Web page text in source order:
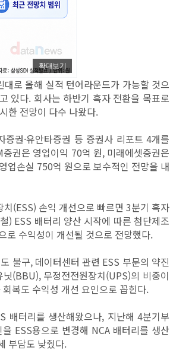
확대보기
로 올해 실적 턴어라운드가 가능할 것으
있다. 회사는 하반기 흑자 전환을 목표로
한 전망이 다수 나왔다.
권·유안타증권 등 증권사 리포트 4개를
권은 영업이익 70억 원, 미래에셋증권은
업손실 750억 원으로 보수적인 전망을 내
(ESS) 손익 개선으로 빠르면 3분기 흑자
) ESS 배터리 양산 시작에 따른 첨단제조
로 수익성이 개선될 것으로 전망했다.
불구, 데이터센터 관련 ESS 부문의 약진
(BBU), 무정전전원장치(UPS)의 비중이
복도 수익성 개선 요인으로 꼽힌다.
배터리를 생산해왔으나, 지난해 4분기부
ESS용으로 변경해 NCA 배터리를 생산
부담도 낮췄다.